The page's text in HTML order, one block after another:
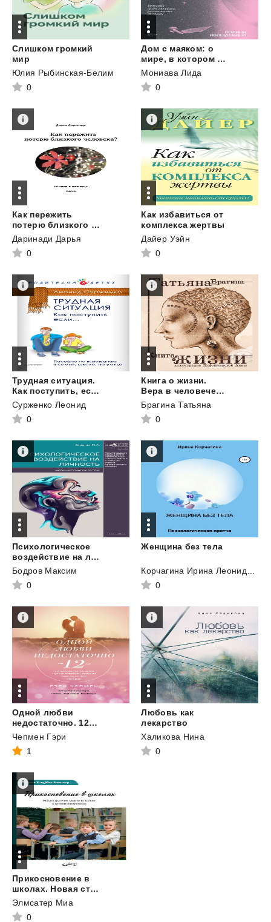
Слишком громкий
мир
Юлия Рыбинская-Белим
0
Дом с маяком: о
мире, в котором каждый важен. История Лиды Мониава, рассказанная ей самой
Мониава Лида
0
Как пережить
потерю близкого человека?
Даринади Дарья
0
Как избавиться от
комплекса жертвы
Дайер Уэйн
0
Трудная ситуация.
Как поступить, если… Пособие по выживанию в семье, школе, на улице
Сурженко Леонид
0
Книга о жизни.
Вера в человечество и многоточие
Брагина Татьяна
0
Психологическое
воздействие на личность
Бодров Максим
0
Женщина без тела
0
Одной любви
недостаточно. 12 вопросов, на которые нужно ответить, прежде чем решиться на брак
Чепмен Гэри
1
Любовь как
лекарство
Халикова Нина
0
Прикосновение в
школах. Новая стратегия защиты от травли в детских коллективах
Элмсатер Миа
0